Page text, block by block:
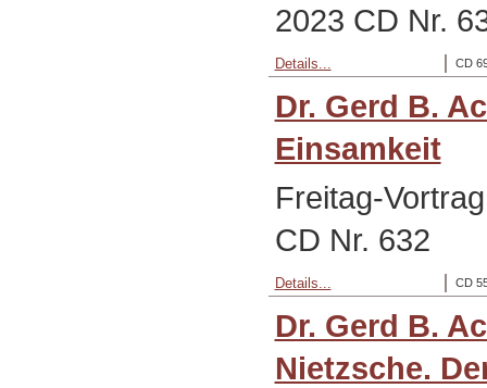
2023 CD Nr.
CD
Details...
Dr. Gerd B.
Einsamkeit
Freitag-
CD Nr. 632
CD
Details...
Dr. Gerd B.
Nietzsche.